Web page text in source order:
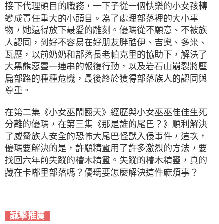
接下代理頭目的職務，一下子從一個快樂的小女孩轉
變成責任重大的小頭目。為了處理部落裡的大小事
物，她還得放下最愛的雕刻。優瑪從不願意、不被族
人認同，到好不容易在好朋友胖酷伊、吉奧、多米、
瓦歷，以前奶奶和部落長老帕克里的協助下，解決了
大黑熊惡靈一連串的報復行動，以及岩石山崩裂將壓
扁部路的種種危機，最後終於獲得部落族人的認同與
尊重。
在第二集《小女巫鬧翻天》經歷與小女巫巫佳佳生死
分離的優瑪，在第三集《那是誰的尾巴？》順利解決
了威脅族人安全的恐怖大尾巴怪獸入侵事件，這次，
優瑪要解決的是，許願精靈用了許多激烈的方法，要
找回六年前失蹤的檜木精靈。失蹤的檜木精靈，真的
藏在卡嘟里部落嗎？優瑪要怎麼解決這件麻煩事？
誠摯推薦